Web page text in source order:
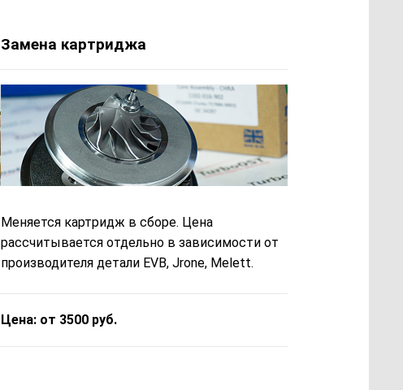
Замена картриджа
Меняется картридж в сборе. Цена
рассчитывается отдельно в зависимости от
производителя детали EVB, Jrone, Melett.
Цена: от 3500 руб.